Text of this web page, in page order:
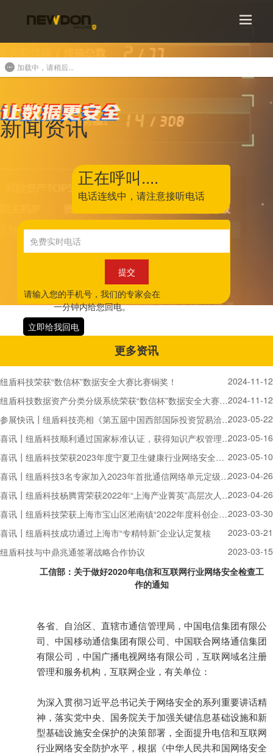
新闻资讯
更多资讯
纽盾科技荣获“数信杯”数据安全大赛比赛铜奖！
2024-11-12
纽盾科技数据资产分类分级系统荣获“数信杯”数据安全大赛数据安全产品能力评比赛铜奖！2024-11-12
参展快讯┃纽盾科技亮相《第五届中国西部国际投资贸易洽谈会》2023-05-22
喜讯┃纽盾科技顺利通过国家标准认证，获得知识产权管理体系认证证书2023-05-16
喜讯┃纽盾科技荣获2023年度宁夏卫生健康行业网络安全工作优秀技术支撑单位 2023-05-10
喜讯┃纽盾科技3名专家加入2023年首批通信网络单元定级备案专家组2023-04-26
喜讯┃纽盾科技杨腾霄荣获2022年“上海产业菁英”高层次人才：产业领军人才证书2023-04-26
喜讯┃纽盾科技荣获上海市宝山区淞南镇“2022年度科创企业奖”2023-03-30
喜讯┃纽盾科技成功通过上海市“专精特新”企业认定复核
2023-03-21
纽盾科技与中鼎兆通签署战略合作协议
2023-03-15
工信部：关于做好2020年电信和互联网行业网络安全检查工
作的通知
各省、自治区、直辖市通信管理局，中国电信集团有限公
司、中国移动通信集团有限公司、中国联合网络通信集团
有限公司，中国广播电视网络有限公司，互联网域名注册
管理和服务机构，互联网企业，有关单位：
为深入贯彻习近平总书记关于网络安全的系列重要讲话精
神，落实党中央、国务院关于加强关键信息基础设施和新
型基础设施安全保护的决策部署，全面提升电信和互联网
行业网络安全防护水平，根据《中华人民共和国网络安全
正在呼叫....
电话连线中， 请注意接听电话
提交
请输入您的手机号，我们的专家会在
一分钟内给您回电。
立即给我回电
加载中，请稍后...